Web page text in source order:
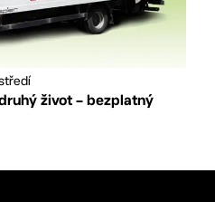
život – bezplatný